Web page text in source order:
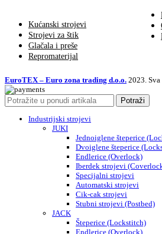
Kućanski strojevi
Strojevi za štik
Glačala i preše
Repromaterijal
EuroTEX – Euro zona trading d.o.o. 2023.
Potraži
Industrijski strojevi
JUKI
Jednoiglene šteperice
Dvoiglene šteperice
Endlerice (Overlock)
Iberdek strojevi
Specijalni strojevi
Automatski strojevi
Cik-cak strojevi
Stubni strojevi (Postbed)
JACK
Šteperice (Lockstitch)
Endlerice (Overlock)